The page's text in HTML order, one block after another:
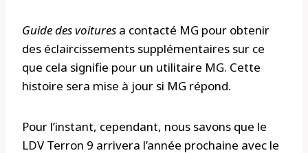
Guide des voitures a contacté MG pour obtenir
des éclaircissements supplémentaires sur ce
que cela signifie pour un utilitaire MG. Cette
histoire sera mise à jour si MG répond.
Pour l’instant, cependant, nous savons que le
LDV Terron 9 arrivera l’année prochaine avec le